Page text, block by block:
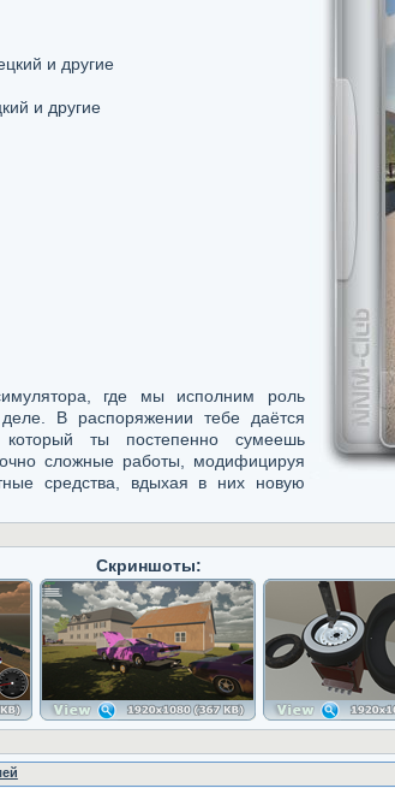
и другие
и другие
где мы исполним роль
В распоряжении тебе даётся
ты постепенно сумеешь
сложные работы, модифицируя
средства, вдыхая в них новую
Скриншоты: